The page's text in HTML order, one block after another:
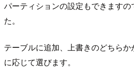
パーティションの設定もできます
た。
テーブルに追加、上書きのどちら
に応じて選びます。